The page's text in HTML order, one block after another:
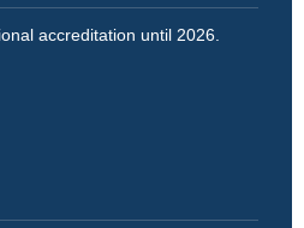
accreditation until 2026.